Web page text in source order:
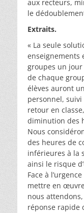
aux recteurs,
le
Extraits.
« La seule
enseignements
groupes un
de chaque
élèves auront
personnel,
retour en
diminution des
Nous
des heures de
inférieures à la
ainsi le risque
Face à
mettre en
nous
réponse rapide